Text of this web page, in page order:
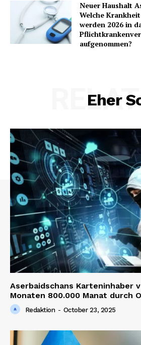
Neuer Haushalt
Welche
werden 2026 in
aufgenommen?
Eher
Aserbaidschans Karteninhaber
Monaten 800.000 Manat durch
Redaktion - October 23, 2025